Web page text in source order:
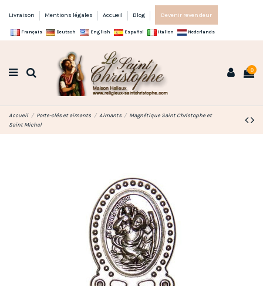
Livraison Mentions légales Accueil Blog Devenir revendeur
Français Deutsch English Español Italien Nederlands
0
Accueil Porte-clés et aimants Aimants
Magnétique Saint Christophe et
Saint Michel